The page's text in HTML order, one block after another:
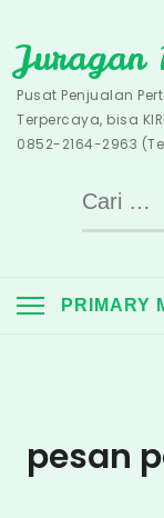
to
content
Juragan
Pusat Penjualan
Terpercaya, bisa
0852-2164-2963
Cari
untuk:
PRIMARY
pesan